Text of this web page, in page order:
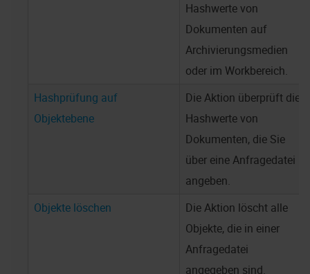
Hashwerte von
Dokumenten auf
Archivierungsmedien
oder im Workbereich.
Hashprüfung auf
Objektebene
Die Aktion überprüft die
Hashwerte von
Dokumenten, die Sie
über eine Anfragedatei
angeben.
Objekte löschen
Die Aktion löscht alle
Objekte, die in einer
Anfragedatei
angegeben sind.